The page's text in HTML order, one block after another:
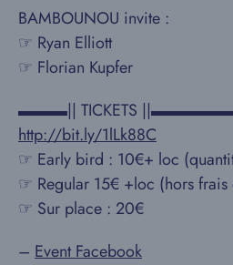
BAMBOUNOU invite :
☞ Ryan Elliott
☞ Florian Kupfer
▬▬▬|| TICKETS ||▬▬▬▬▬
http://bit.ly/1lLk88C
☞ Early bird : 10€+ loc
☞ Regular 15€ +loc (hors frais
☞ Sur place : 20€
– Event Facebook